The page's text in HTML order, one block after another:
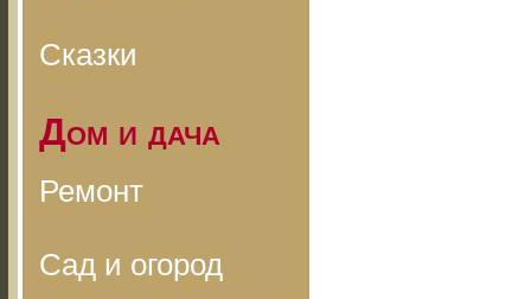
Сказки
Дом и дача
Ремонт
Сад и огород